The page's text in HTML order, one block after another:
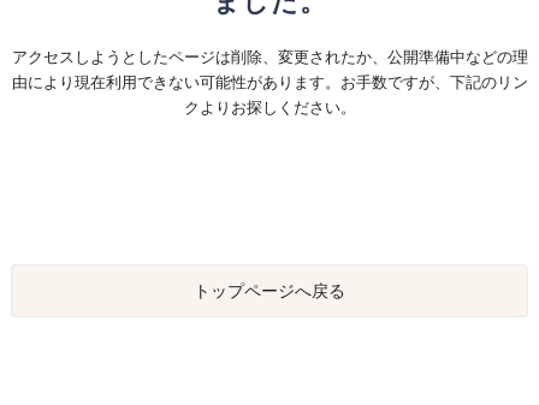
アクセスしようとしたページは削除、変更されたか、公開準備中などの理
由により現在利用できない可能性があります。お手数ですが、下記のリン
クよりお探しください。
トップページへ戻る